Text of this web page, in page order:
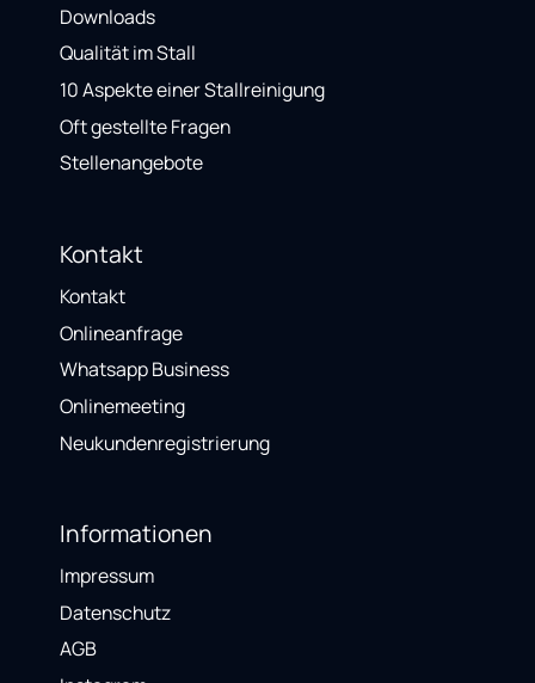
Downloads
Qualität im Stall
10 Aspekte einer Stallreinigung
Oft gestellte Fragen
Stellenangebote
Kontakt
Kontakt
Onlineanfrage
Whatsapp Business
Onlinemeeting
Neukundenregistrierung
Informationen
Impressum
Datenschutz
AGB